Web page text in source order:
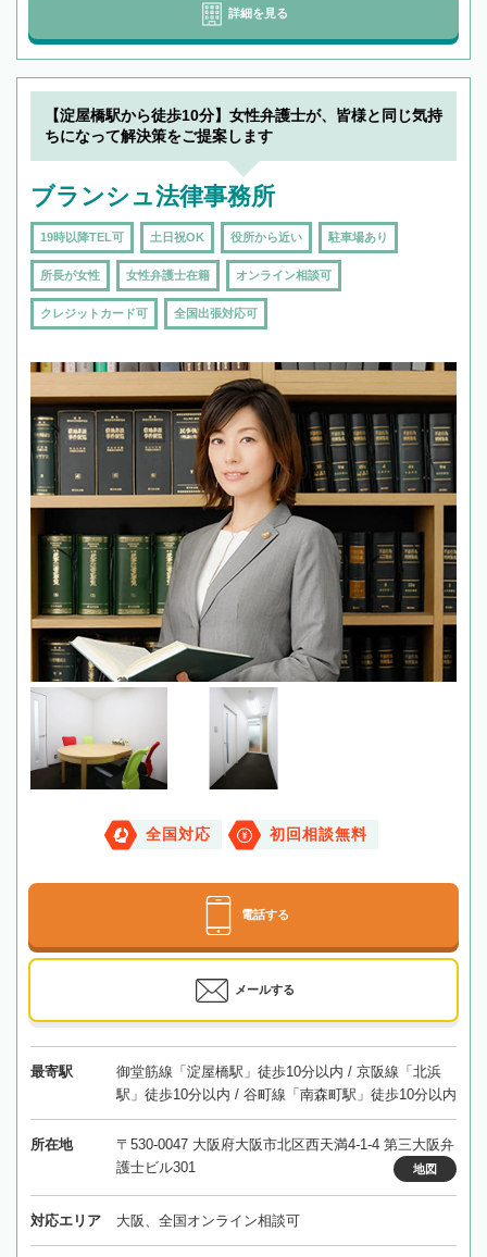
詳細を見る
【淀屋橋駅から徒歩10分】女性弁護士が、皆様と同じ気持
ちになって解決策をご提案します
ブランシュ法律事務所
19時以降TEL可 土日祝OK 役所から近い 駐車場あり
所長が女性 女性弁護士在籍 オンライン相談可
クレジットカード可 全国出張対応可
全国対応 初回相談無料
電話する
メールする
最寄駅
御堂筋線「淀屋橋駅」徒歩10分以内 / 京阪線「北浜
駅」徒歩10分以内 / 谷町線「南森町駅」徒歩10分以内
所在地
〒530-0047 大阪府大阪市北区西天満4-1-4 第三大阪弁
護士ビル301
地図
対応エリア 大阪、全国オンライン相談可